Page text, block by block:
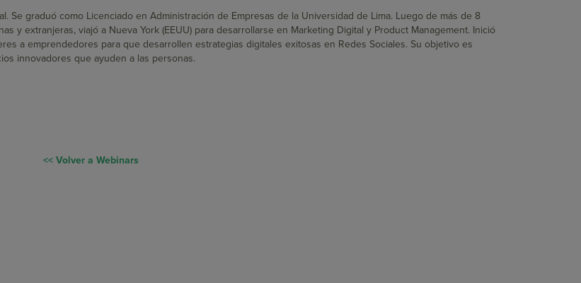
Se graduó como Licenciado en Administración de Empresas de la Universidad de Lima. Luego de más de 8
y extranjeras, viajó a Nueva York (EEUU) para desarrollarse en Marketing Digital y Product Management. Inició
a emprendedores para que desarrollen estrategias digitales exitosas en Redes Sociales. Su objetivo es
innovadores que ayuden a las personas.
<< Volver a Webinars